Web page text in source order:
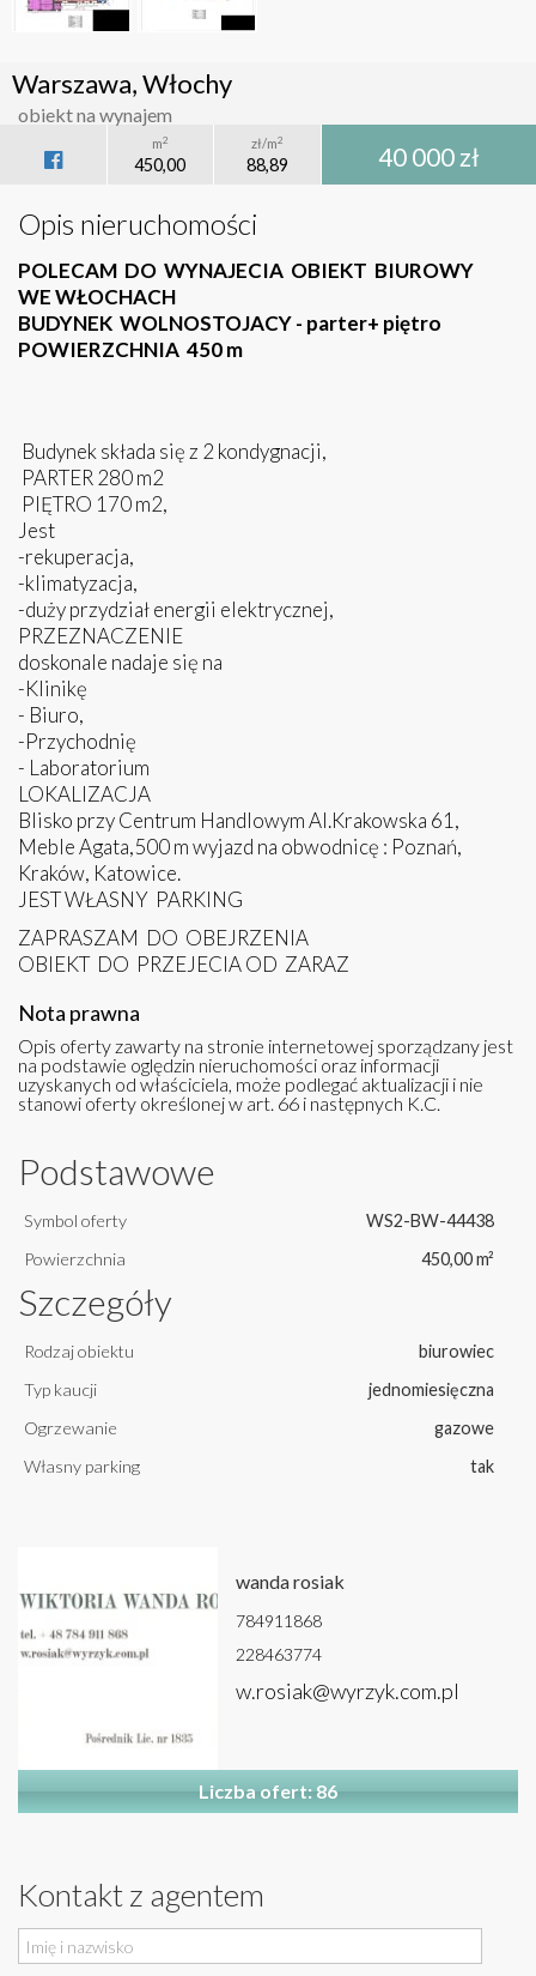
Warszawa, Włochy
obiekt na wynajem
m2
450,00
zł/m2
88,89 40 000 zł
Opis nieruchomości
POLECAM DO WYNAJECIA OBIEKT BIUROWY
WE WŁOCHACH
BUDYNEK WOLNOSTOJACY - parter+ piętro
POWIERZCHNIA 450 m
Budynek składa się z 2 kondygnacji,
PARTER 280 m2
PIĘTRO 170 m2,
Jest
-rekuperacja,
-klimatyzacja,
-duży przydział energii elektrycznej,
PRZEZNACZENIE
doskonale nadaje się na
-Klinikę
- Biuro,
-Przychodnię
- Laboratorium
LOKALIZACJA
Blisko przy Centrum Handlowym Al.Krakowska 61,
Meble Agata,500 m wyjazd na obwodnicę : Poznań,
Kraków, Katowice.
JEST WŁASNY PARKING
ZAPRASZAM DO OBEJRZENIA
OBIEKT DO PRZEJECIA OD ZARAZ
Nota prawna
Opis oferty zawarty na stronie internetowej sporządzany jest
na podstawie oględzin nieruchomości oraz informacji
uzyskanych od właściciela, może podlegać aktualizacji i nie
stanowi oferty określonej w art. 66 i następnych K.C.
Podstawowe
Symbol oferty
WS2-BW-44438
Powierzchnia
450,00 m²
Szczegóły
Rodzaj obiektu
biurowiec
Typ kaucji
jednomiesięczna
Ogrzewanie
gazowe
Własny parking
tak
wanda rosiak
784911868
228463774
w.rosiak@wyrzyk.com.pl
Liczba ofert: 86
Kontakt z agentem